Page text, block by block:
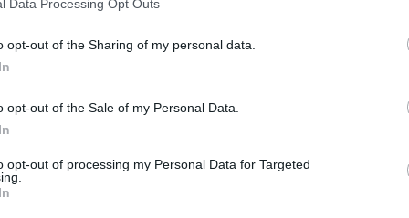
Data Processing Opt Outs
opt-out of the Sharing of my personal data.
opt-out of the Sale of my Personal Data.
opt-out of processing my Personal Data for Targeted
αποτελέσματα, αλλά όλο και περισσότερες
δέρμα, κυρίως απελευθερώνοντας ένα ένζυμο
συστατικά του δέρματος.
είχε την τάση να εμφανίζει πιο ρυτιδωμένο